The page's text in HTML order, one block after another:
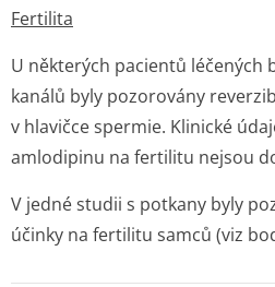
Fertilita
U některých pacientů léčených
kanálů byly pozorovány
v hlavičce spermie. Klinické
amlodipinu na fertilitu nejsou
V jedné studii s potkany byly
účinky na fertilitu samců (viz